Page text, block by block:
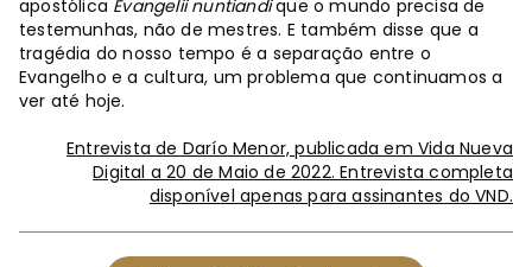
apostólica Evangelii nuntiandique o mundo precisa de
testemunhas, não de mestres. E também disse que a
tragédia do nosso tempo é a separação entre o
Evangelho e a cultura, um problema que continuamos a
ver até hoje.
Entrevista de Darío Menor, publicada em Vida Nueva
Digital a 20 de Maio de 2022. Entrevista completa
disponível apenas para assinantes do VND.